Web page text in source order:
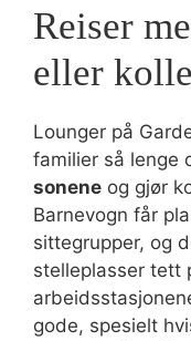
Reiser
eller
Lounger på
familier så lenge
sonene og gjør
Barnevogn får
sittegrupper, og
stelleplasser tett
gode, spesielt